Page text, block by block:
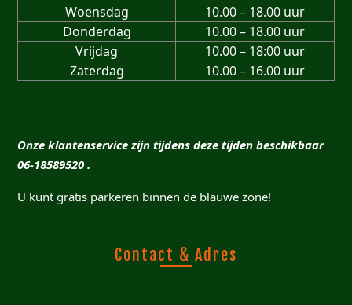
Woensdag
10.00 – 18.00 uur
Donderdag
10.00 – 18.00 uur
Vrijdag
10.00 – 18:00 uur
Zaterdag
10.00 – 16.00 uur
Onze klantenservice zijn tijdens deze tijden beschikbaar
06-18589520 .
U kunt gratis parkeren binnen de blauwe zone!
Contact & Adres